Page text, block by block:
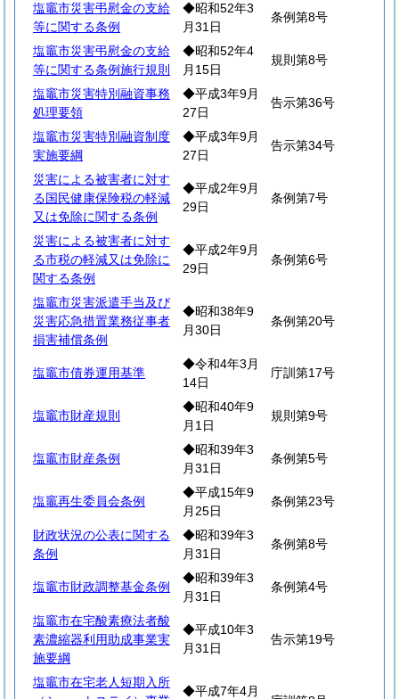
塩竈市災害弔慰金の支給
等に関する条例
◆昭和52年3
月31日
条例第8号
塩竈市災害弔慰金の支給
等に関する条例施行規則
◆昭和52年4
月15日
規則第8号
塩竈市災害特別融資事務
処理要領
◆平成3年9月
27日
告示第36号
塩竈市災害特別融資制度
実施要綱
◆平成3年9月
27日
告示第34号
災害による被害者に対す
る国民健康保険税の軽減
又は免除に関する条例
◆平成2年9月
29日
条例第7号
災害による被害者に対す
る市税の軽減又は免除に
関する条例
◆平成2年9月
29日
条例第6号
塩竈市災害派遣手当及び
災害応急措置業務従事者
損害補償条例
◆昭和38年9
月30日
条例第20号
塩竈市債券運用基準
◆令和4年3月
14日
庁訓第17号
塩竈市財産規則
◆昭和40年9
月1日
規則第9号
塩竈市財産条例
◆昭和39年3
月31日
条例第5号
塩竈再生委員会条例
◆平成15年9
月25日
条例第23号
財政状況の公表に関する
条例
◆昭和39年3
月31日
条例第8号
塩竈市財政調整基金条例
◆昭和39年3
月31日
条例第4号
塩竈市在宅酸素療法者酸
素濃縮器利用助成事業実
施要綱
◆平成10年3
月31日
告示第19号
塩竈市在宅老人短期入所
◆平成7年4月